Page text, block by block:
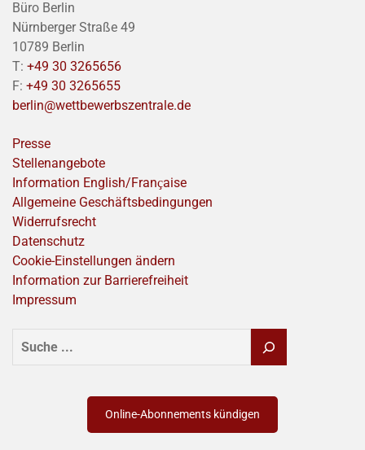
Büro Berlin
Nürnberger Straße 49
10789 Berlin
T: +49 30 3265656
F: +49 30 3265655
berlin@wettbewerbszentrale.de
Presse
Stellenangebote
Information English/Franҫaise
Allgemeine Geschäftsbedingungen
Widerrufsrecht
Datenschutz
Cookie-Einstellungen ändern
Information zur Barrierefreiheit
Impressum
SUCHEN
Online-Abonnements kündigen